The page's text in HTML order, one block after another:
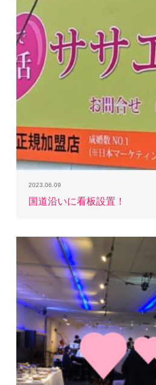
2023.06.09
国道沿いに看板設置！